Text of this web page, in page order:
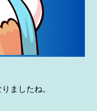
ましたね。